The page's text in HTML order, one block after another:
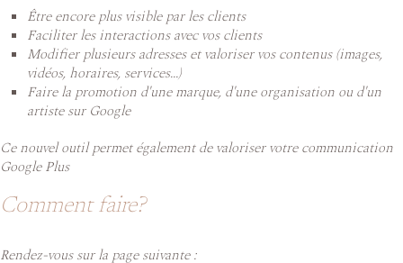
Être encore plus visible par les clients
Faciliter les interactions avec vos clients
Modifier plusieurs adresses et valoriser vos contenus (images,
vidéos, horaires, services...)
Faire la promotion d'une marque, d'une organisation ou d'un
artiste sur Google
Ce nouvel outil permet également de valoriser votre communication
Google Plus
Comment faire?
Rendez-vous sur la page suivante :